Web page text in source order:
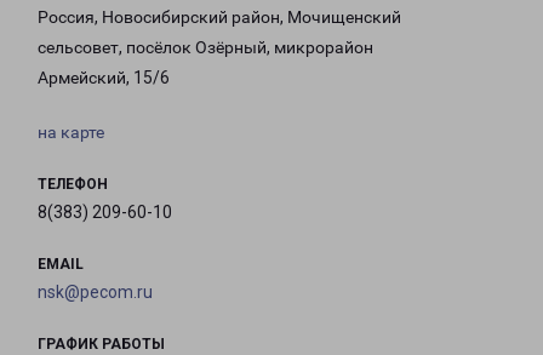
Россия, Новосибирский район, Мочищенский
сельсовет, посёлок Озёрный, микрорайон
Армейский, 15/6
на карте
ТЕЛЕФОН
8(383) 209-60-10
EMAIL
nsk@pecom.ru
ГРАФИК РАБОТЫ